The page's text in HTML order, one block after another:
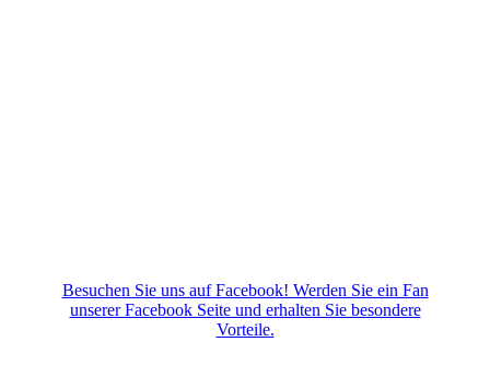
Besuchen Sie uns auf Facebook! Werden Sie ein Fan
unserer Facebook Seite und erhalten Sie besondere
Vorteile.